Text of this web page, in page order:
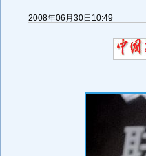
2008年06月30日10:49